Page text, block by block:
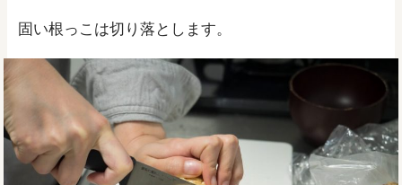
固い根っこは切り落とします。